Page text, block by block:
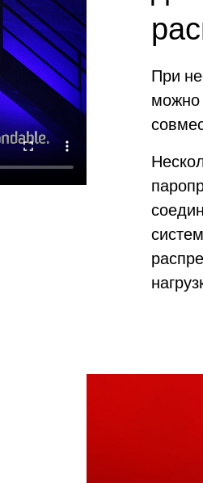
При
можно